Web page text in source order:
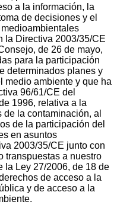
a la información, la
de decisiones y el
la Directiva 2003/35/CE
de 26 de mayo,
para la participación
determinados planes y
medio ambiente y que ha
96/61/CE del
1996, relativa a la
la contaminación, al
de la participación del
en asuntos
2003/35/CE junto con
transpuestas a nuestro
la Ley 27/2006, de 18 de
de acceso a la
y de acceso a la